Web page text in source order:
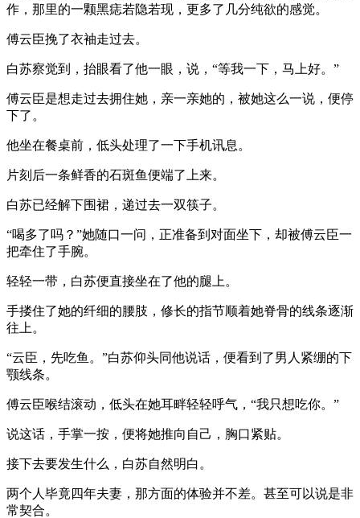
作，那里的一颗黑痣若隐若现，更多了几分纯欲的感觉。
傅云臣挽了衣袖走过去。
白苏察觉到，抬眼看了他一眼，说，“等我一下，马上好。”
傅云臣是想走过去拥住她，亲一亲她的，被她这么一说，便停
下了。
他坐在餐桌前，低头处理了一下手机讯息。
片刻后一条鲜香的石斑鱼便端了上来。
白苏已经解下围裙，递过去一双筷子。
“喝多了吗？”她随口一问，正准备到对面坐下，却被傅云臣一
把牵住了手腕。
轻轻一带，白苏便直接坐在了他的腿上。
手搂住了她的纤细的腰肢，修长的指节顺着她脊骨的线条逐渐
往上。
“云臣，先吃鱼。”白苏仰头同他说话，便看到了男人紧绷的下
颚线条。
傅云臣喉结滚动，低头在她耳畔轻轻呼气，“我只想吃你。”
说这话，手掌一按，便将她推向自己，胸口紧贴。
接下去要发生什么，白苏自然明白。
两个人毕竟四年夫妻，那方面的体验并不差。甚至可以说是非
常契合。